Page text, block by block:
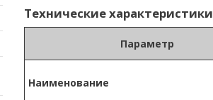
Технические характеристики
Параметр
Наименование